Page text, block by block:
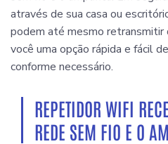
através de sua casa ou
podem até mesmo retransmitir
você uma opção rápida e fácil
conforme necessário.
REPETIDOR WIFI
REDE SEM FIO E O